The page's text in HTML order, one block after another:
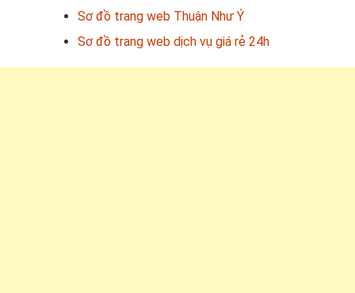
Sơ đồ trang web Thuận Như Ý
Sơ đồ trang web dịch vụ giá rẻ 24h